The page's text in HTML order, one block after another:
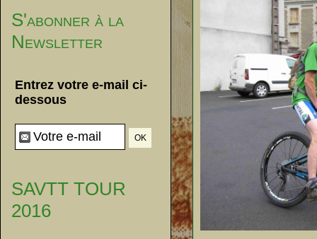
S'abonner à la
Newsletter
Entrez votre e-mail ci-
dessous
SAVTT TOUR
2016